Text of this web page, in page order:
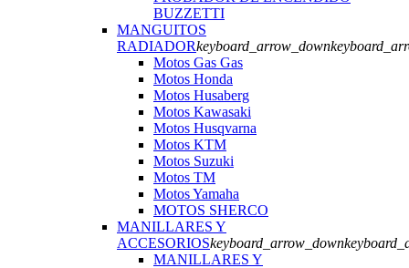
BUZZETTI
MANGUITOS
RADIADORkeyboard_arrow_down
Motos Gas Gas
Motos Honda
Motos Husaberg
Motos Kawasaki
Motos Husqvarna
Motos KTM
Motos Suzuki
Motos TM
Motos Yamaha
MOTOS SHERCO
MANILLARES Y
ACCESORIOSkeyboard_arrow_down
MANILLARES Y